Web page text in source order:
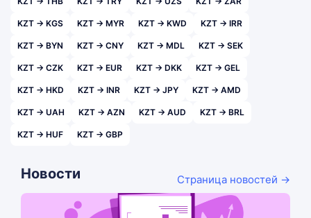
KZT → KGS KZT → MYR KZT → KWD KZT → IRR
KZT → BYN KZT → CNY KZT → MDL KZT → SEK
KZT → CZK KZT → EUR KZT → DKK KZT → GEL
KZT → HKD KZT → INR KZT → JPY KZT → AMD
KZT → UAH KZT → AZN KZT → AUD KZT → BRL
KZT → HUF KZT → GBP
Новости Страница новостей →